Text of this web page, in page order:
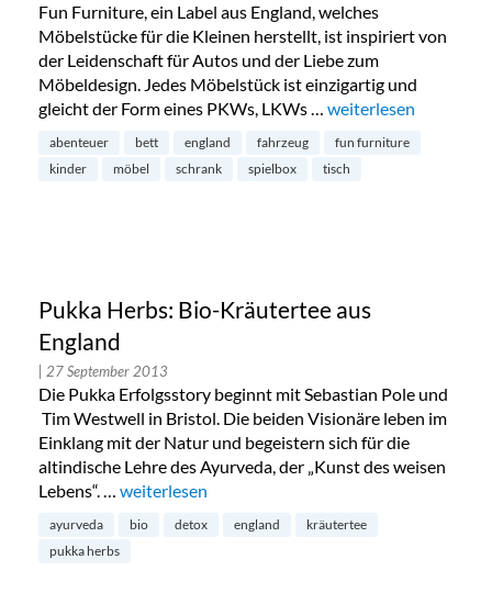
Fun Furniture, ein Label aus England, welches
Möbelstücke für die Kleinen herstellt, ist inspiriert von
der Leidenschaft für Autos und der Liebe zum
Möbeldesign. Jedes Möbelstück ist einzigartig und
gleicht der Form eines PKWs, LKWs … „Fun Furniture –
weiterlesen
abenteuer bett england fahrzeug
fun furniture
kinder
möbel schrank spielbox tisch
Pukka Herbs: Bio-Kräutertee aus
England
| 27 September 2013
Die Pukka Erfolgsstory beginnt mit Sebastian Pole und
Tim Westwell in Bristol. Die beiden Visionäre leben im
Einklang mit der Natur und begeistern sich für die
altindische Lehre des Ayurveda, der „Kunst des weisen
Lebens“. … „Pukka Herbs: Bio-Kräutertee aus England“
weiterlesen
ayurveda bio detox england
kräutertee
pukka herbs